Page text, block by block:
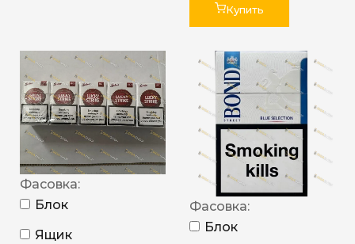
Купить
Фасовка:
Блок
Ящик
Фасовка:
Блок